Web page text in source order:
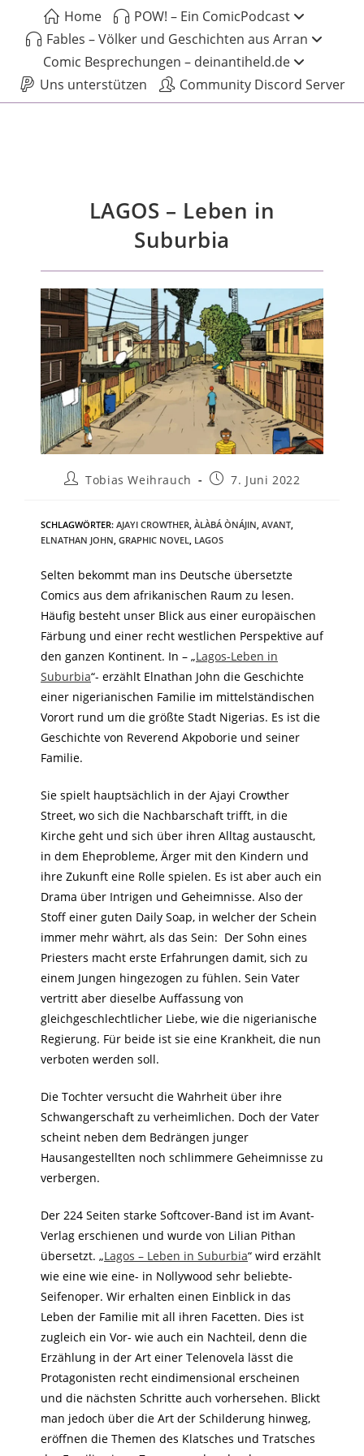
Home
POW! – Ein ComicPodcast
Fables – Völker und Geschichten aus Arran
Comic Besprechungen – deinantiheld.de
Uns unterstützen
Community Discord Server
LAGOS – Leben in
Suburbia
Tobias Weihrauch 7. Juni 2022
SCHLAGWÖRTER: AJAYI CROWTHER ÀLÀBÁ ÒNÁJIN AVANT
ELNATHAN JOHN GRAPHIC NOVEL LAGOS
Selten bekommt man ins Deutsche übersetzte
Comics aus dem afrikanischen Raum zu lesen.
Häufig besteht unser Blick aus einer europäischen
Färbung und einer recht westlichen Perspektive auf
den ganzen Kontinent. In – „Lagos-Leben in
Suburbia“- erzählt Elnathan John die Geschichte
einer nigerianischen Familie im mittelständischen
Vorort rund um die größte Stadt Nigerias. Es ist die
Geschichte von Reverend Akpoborie und seiner
Familie.
Sie spielt hauptsächlich in der Ajayi Crowther
Street, wo sich die Nachbarschaft trifft, in die
Kirche geht und sich über ihren Alltag austauscht,
in dem Eheprobleme, Ärger mit den Kindern und
ihre Zukunft eine Rolle spielen. Es ist aber auch ein
Drama über Intrigen und Geheimnisse. Also der
Stoff einer guten Daily Soap, in welcher der Schein
immer mehr währt, als das Sein: Der Sohn eines
Priesters macht erste Erfahrungen damit, sich zu
einem Jungen hingezogen zu fühlen. Sein Vater
vertritt aber dieselbe Auffassung von
gleichgeschlechtlicher Liebe, wie die nigerianische
Regierung. Für beide ist sie eine Krankheit, die nun
verboten werden soll.
Die Tochter versucht die Wahrheit über ihre
Schwangerschaft zu verheimlichen. Doch der Vater
scheint neben dem Bedrängen junger
Hausangestellten noch schlimmere Geheimnisse zu
verbergen.
Der 224 Seiten starke Softcover-Band ist im Avant-
Verlag erschienen und wurde von Lilian Pithan
übersetzt. „Lagos – Leben in Suburbia“ wird erzählt
wie eine wie eine- in Nollywood sehr beliebte-
Seifenoper. Wir erhalten einen Einblick in das
Leben der Familie mit all ihren Facetten. Dies ist
zugleich ein Vor- wie auch ein Nachteil, denn die
Erzählung in der Art einer Telenovela lässt die
Protagonisten recht eindimensional erscheinen
und die nächsten Schritte auch vorhersehen. Blickt
man jedoch über die Art der Schilderung hinweg,
eröffnen die Themen des Klatsches und Tratsches